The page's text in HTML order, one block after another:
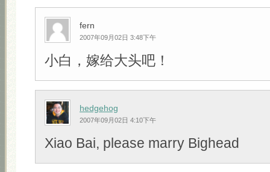
fern
2007年09月02日 3:48下午
小白，嫁给大头吧！
hedgehog
2007年09月02日 4:10下午
Xiao Bai, please marry Bighead